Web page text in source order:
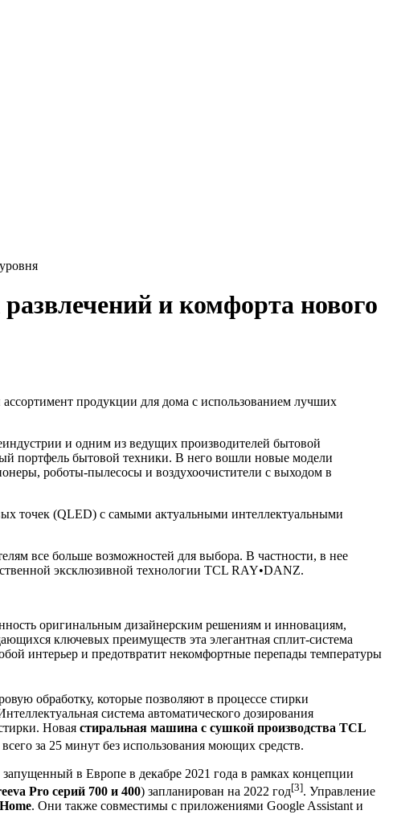
и комфорта нового
продукции для дома с использованием лучших
и одним из ведущих производителей бытовой
портфель бытовой техники. В него вошли новые модели
роботы-пылесосы и воздухоочистители с выходом в
точек (QLED) с самыми актуальными интеллектуальными
все больше возможностей для выбора. В частности, в нее
эксклюзивной технологии TCL RAY•DANZ.
оригинальным дизайнерским решениям и инновациям,
ключевых преимуществ эта элегантная сплит-система
интерьер и предотвратит некомфортные перепады температуры
обработку, которые позволяют в процессе стирки
система автоматического дозирования
Новая стиральная машина с сушкой производства TCL
за 25 минут без использования моющих средств.
в Европе в декабре 2021 года в рамках концепции
Pro серий 700 и 400) запланирован на 2022 год[3]. Управление
. Они также совместимы с приложениями Google Assistant и